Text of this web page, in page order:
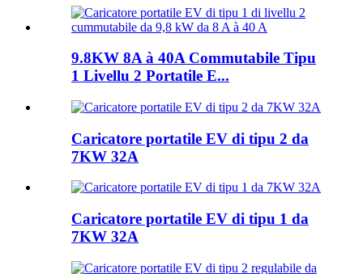
9.8KW 8A à 40A Commutabile Tipu
1 Livellu 2 Portatile E...
Caricatore portatile EV di tipu 2 da
7KW 32A
Caricatore portatile EV di tipu 1 da
7KW 32A